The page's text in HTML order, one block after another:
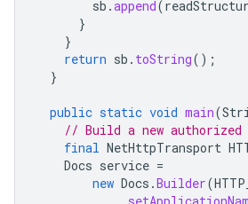
sb .append(
}
}
return sb . toString();
}
public static void main(
// Build a new
final NetHttpTransport
Docs service =
new Docs .Builder(